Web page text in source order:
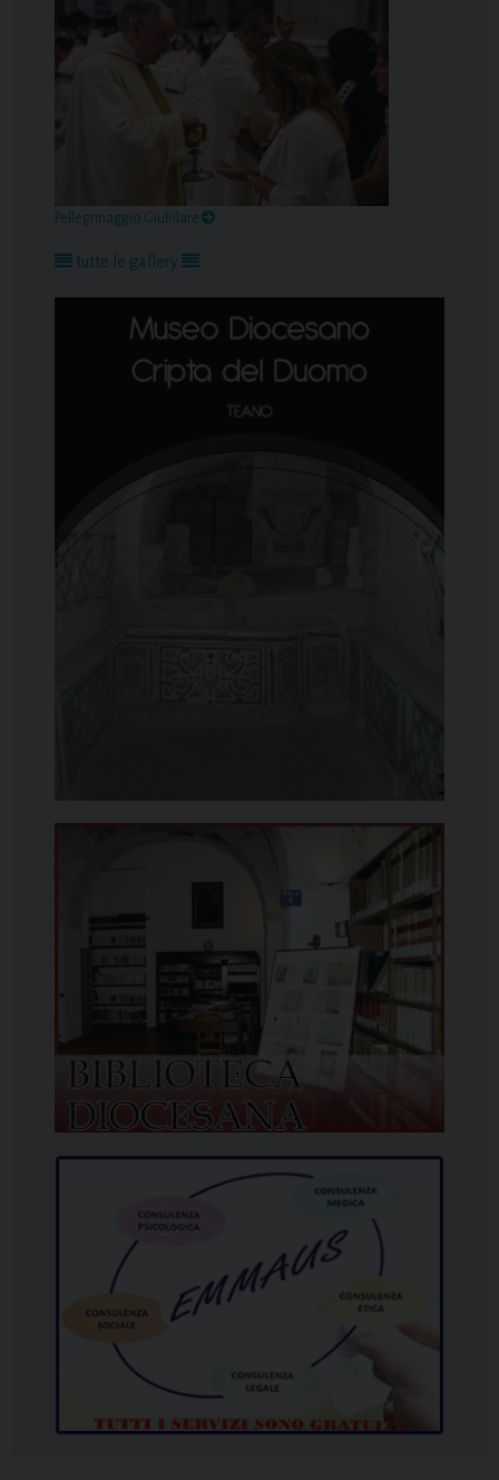
Pellegrinaggio Giubilare
tutte le gallery